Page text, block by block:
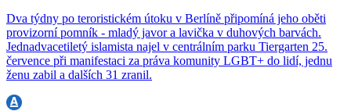
Dva týdny po teroristickém útoku v Berlíně připomíná jeho oběti
provizorní pomník - mladý javor a lavička v duhových barvách.
Jednadvacetiletý islamista najel v centrálním parku Tiergarten 25.
července při manifestaci za práva komunity LGBT+ do lidí, jednu
ženu zabil a dalších 31 zranil.